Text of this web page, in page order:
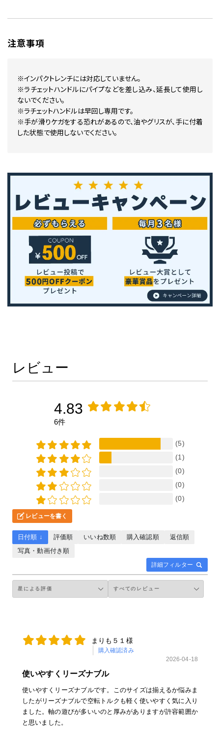
注意事項
※インパクトレンチには対応していません。
※ラチェットハンドルにパイプなどを差し込み、延長して使用し
ないでください。
※ラチェットハンドルは早回し専用です。
※手が滑りケガをする恐れがあるので、油やグリスが、手に付着
した状態で使用しないでください。
レビュー
4.83
6件
(5)
(1)
(0)
(0)
(0)
レビューを書く
詳細フィルター
日付順 ↓ 評価順 いいね数順 購入確認順
返信順
写真・動画付き順
まりも５１様
購入確認済み
2026-04-18
使いやすくリーズナブル
使いやすくリーズナブルです。このサイズは揃えるか悩みま
したがリーズナブルで空転トルクも軽く使いやすく気に入り
ました。軸の遊びが多いいのと厚みがありますが許容範囲か
と思いました。